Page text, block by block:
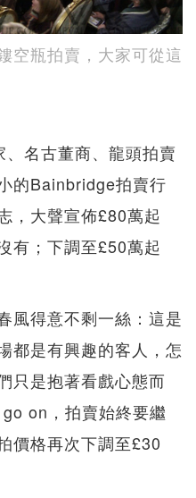
空瓶拍賣，大家可從這
名古董商、龍頭拍賣
的Bainbridge拍賣行
，大聲宣佈£80萬起
有；下調至£50萬起
風得意不剩一絲：這是
都是有興趣的客人，怎
只是抱著看戲心態而
on，拍賣始終要繼
價格再次下調至£30